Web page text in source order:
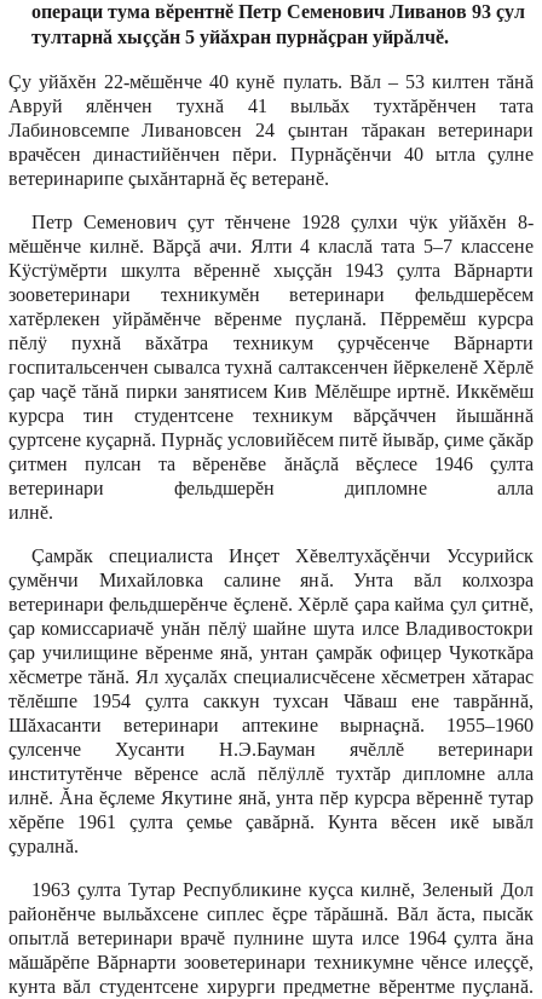
операци тума вĕрентнĕ Петр Семенович Ливанов 93 çул
тултарнă хыççăн 5 уйăхран пурнăçран уйрăлчĕ.
Çу уйăхĕн 22-мĕшĕнче 40 кунĕ пулать. Вăл – 53 килтен тăнă
Авруй ялĕнчен тухнă 41 выльăх тухтăрĕнчен тата
Лабиновсемпе Ливановсен 24 çынтан тăракан ветеринари
врачĕсен династийĕнчен пĕри. Пурнăçĕнчи 40 ытла çулне
ветеринарипе çыхăнтарнă ĕç ветеранĕ.
Петр Семенович çут тĕнчене 1928 çулхи чÿк уйăхĕн 8-
мĕшĕнче килнĕ. Вăрçă ачи. Ялти 4 класлă тата 5–7 классене
Кÿстÿмĕрти шкулта вĕреннĕ хыççăн 1943 çулта Вăрнарти
зооветеринари техникумĕн ветеринари фельдшерĕсем
хатĕрлекен уйрăмĕнче вĕренме пуçланă. Пĕрремĕш курсра
пĕлÿ пухнă вăхăтра техникум çурчĕсенче Вăрнарти
госпитальсенчен сывалса тухнă салтаксенчен йĕркеленĕ Хĕрлĕ
çар чаçĕ тăнă пирки занятисем Кив Мĕлĕшре иртнĕ. Иккĕмĕш
курсра тин студентсене техникум вăрçăччен йышăннă
çуртсене куçарнă. Пурнăç условийĕсем питĕ йывăр, çиме çăкăр
çитмен пулсан та вĕренĕве ăнăçлă вĕçлесе 1946 çулта
ветеринари фельдшерĕн дипломне алла
Çамрăк специалиста Инçет Хĕвелтухăçĕнчи Уссурийск
çумĕнчи Михайловка салине янă. Унта вăл колхозра
ветеринари фельдшерĕнче ĕçленĕ. Хĕрлĕ çара кайма çул çитнĕ,
çар комиссариачĕ унăн пĕлÿ шайне шута илсе Владивостокри
çар училищине вĕренме янă, унтан çамрăк офицер Чукоткăра
хĕсметре тăнă. Ял хуçалăх специалисчĕсене хĕсметрен хăтарас
тĕлĕшпе 1954 çулта саккун тухсан Чăваш ене таврăннă,
Шăхасанти ветеринари аптекине вырнаçнă. 1955–1960
çулсенче Хусанти Н.Э.Бауман ячĕллĕ ветеринари
институтĕнче вĕренсе аслă пĕлÿллĕ тухтăр дипломне алла
илнĕ. Ăна ĕçлеме Якутине янă, унта пĕр курсра вĕреннĕ тутар
хĕрĕпе 1961 çулта çемье çавăрнă. Кунта вĕсен икĕ ывăл
çуралнă.
1963 çулта Тутар Республикине куçса килнĕ, Зеленый Дол
районĕнче выльăхсене сиплес ĕçре тăрăшнă. Вăл ăста, пысăк
опытлă ветеринари врачĕ пулнине шута илсе 1964 çулта ăна
мăшăрĕпе Вăрнарти зооветеринари техникумне чĕнсе илеççĕ,
кунта вăл студентсене хирурги предметне вĕрентме пуçланă.